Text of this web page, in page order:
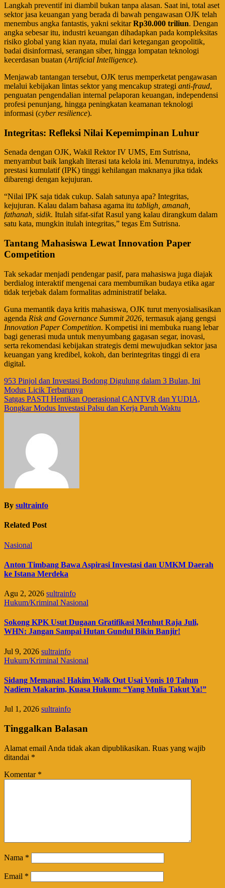
​Langkah preventif ini diambil bukan tanpa alasan. Saat ini, total aset
sektor jasa keuangan yang berada di bawah pengawasan OJK telah
menembus angka fantastis, yakni sekitarRp30.000 triliun. Dengan
angka sebesar itu, industri keuangan dihadapkan pada kompleksitas
risiko global yang kian nyata, mulai dari ketegangan geopolitik,
badai disinformasi, serangan siber, hingga lompatan teknologi
kecerdasan buatan (Artificial Intelligence).
​Menjawab tantangan tersebut, OJK terus memperketat pengawasan
melalui kebijakan lintas sektor yang mencakup strategi anti-fraud,
penguatan pengendalian internal pelaporan keuangan, independensi
profesi penunjang, hingga peningkatan keamanan teknologi
informasi (cyber resilience).
Integritas: Refleksi Nilai Kepemimpinan Luhur
​Senada dengan OJK, Wakil Rektor IV UMS, Em Sutrisna,
menyambut baik langkah literasi tata kelola ini. Menurutnya, indeks
prestasi kumulatif (IPK) tinggi kehilangan maknanya jika tidak
dibarengi dengan kejujuran.
​“Nilai IPK saja tidak cukup. Salah satunya apa? Integritas,
kejujuran. Kalau dalam bahasa agama itu tabligh, amanah,
fathanah, sidik. Itulah sifat-sifat Rasul yang kalau dirangkum dalam
satu kata, mungkin itulah integritas,” tegas Em Sutrisna.
Tantang Mahasiswa Lewat Innovation Paper
Competition
​Tak sekadar menjadi pendengar pasif, para mahasiswa juga diajak
berdialog interaktif mengenai cara membumikan budaya etika agar
tidak terjebak dalam formalitas administratif belaka.
​Guna memantik daya kritis mahasiswa, OJK turut menyosialisasikan
agenda Risk and Governance Summit 2026, termasuk ajang gengsi
Innovation Paper Competition. Kompetisi ini membuka ruang lebar
bagi generasi muda untuk menyumbang gagasan segar, inovasi,
serta rekomendasi kebijakan strategis demi mewujudkan sektor jasa
keuangan yang kredibel, kokoh, dan berintegritas tinggi di era
digital.
Navigasi
pos
953 Pinjol dan Investasi Bodong Digulung dalam 3 Bulan, Ini
Modus Licik Terbarunya
Satgas PASTI Hentikan Operasional CANTVR dan YUDIA,
Bongkar Modus Investasi Palsu dan Kerja Paruh Waktu
By sultrainfo
Related Post
Nasional
Anton Timbang Bawa Aspirasi Investasi dan UMKM Daerah
ke Istana Merdeka
Agu 2, 2026 sultrainfo
Hukum/Kriminal Nasional
Sokong KPK Usut Dugaan Gratifikasi Menhut Raja Juli,
WHN: Jangan Sampai Hutan Gundul Bikin Banjir!
Jul 9, 2026 sultrainfo
Hukum/Kriminal Nasional
Sidang Memanas! Hakim Walk Out Usai Vonis 10 Tahun
Nadiem Makarim, Kuasa Hukum: “Yang Mulia Takut Ya!”
Jul 1, 2026 sultrainfo
Tinggalkan Balasan
Alamat email Anda tidak akan dipublikasikan. Ruas yang wajib
ditandai *
Komentar *
Nama *
Email *